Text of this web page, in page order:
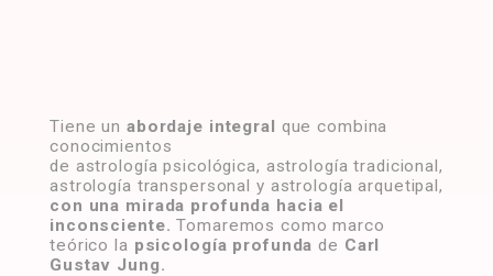
Tiene un abordaje integral que combina
conocimientos
de astrología psicológica, astrología tradicional,
astrología transpersonal y astrología arquetipal,
con una mirada profunda hacia el
inconsciente. Tomaremos como marco
teórico la psicología profundade Carl
Gustav Jung.